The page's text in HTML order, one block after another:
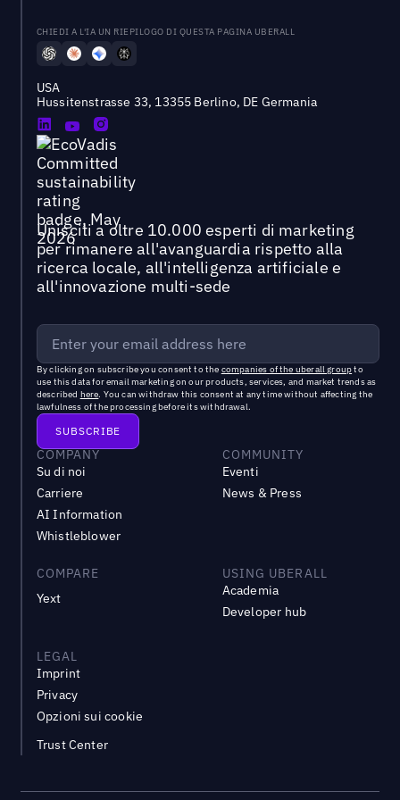
CHIEDI A L'IA UN RIEPILOGO DI QUESTA PAGINA UBERALL
USA
Hussitenstrasse 33, 13355 Berlino, DE Germania
Unisciti a oltre 10.000 esperti di marketing
per rimanere all'avanguardia rispetto alla
ricerca locale, all'intelligenza artificiale e
all'innovazione multi-sede
By clicking on subscribe you consent to the companies of the uberall groupto
use this data for email marketing on our products, services, and market trends as
described here. You can withdraw this consent at any time without affecting the
lawfulness of the processing before its withdrawal.
COMPANY
Su di noi
Carriere
AI Information
Whistleblower
COMMUNITY
Eventi
News & Press
COMPARE
Yext
USING UBERALL
Academia
Developer hub
LEGAL
Imprint
Privacy
Opzioni sui cookie
Trust Center